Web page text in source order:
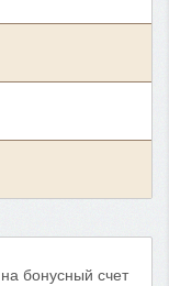
бонусный счет